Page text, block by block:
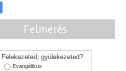
Felmérés
Felekezeted, gyülekezeted?
Evangélikus